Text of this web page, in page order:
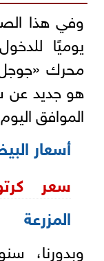
وفي هذا
يوميًا
محرك
هو جديد عن
الموافق اليوم
أسعار
سعر
المزرعة
وبدورنا،